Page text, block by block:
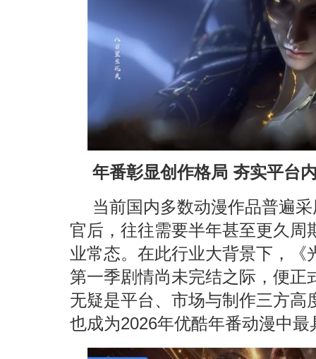
年番彰显创作格局 夯实平台
当前国内多数动漫作品普遍
官后，往往需要半年甚至更久周
业常态。在此行业大背景下，《
第一季剧情尚未完结之际，便正
无疑是平台、市场与制作三方高
也成为2026年优酷年番动漫中